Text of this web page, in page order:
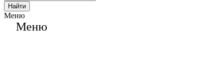
Найти
Меню
Меню